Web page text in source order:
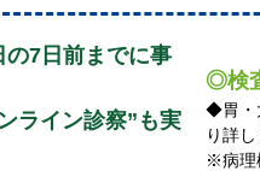
7日前までに事
ライン診察”も実
◎検
◆胃・
り詳
※病理